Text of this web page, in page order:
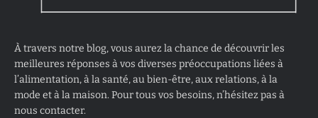
À travers notre blog, vous aurez la chance de découvrir les
meilleures réponses à vos diverses préoccupations liées à
l’alimentation, à la santé, au bien-être, aux relations, à la
mode et à la maison. Pour tous vos besoins, n’hésitez pas à
nous contacter.